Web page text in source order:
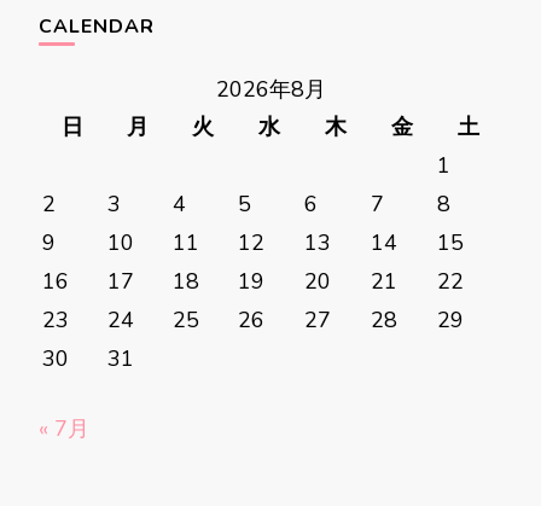
ナ
ビ
ー
ョ
ン
CALENDAR
2026年8月
日
月 火 水 木 金
土
1
2
3 4 5 6 7
8
9
10 11 12 13 14
15
16
17 18 19 20 21
22
23
24 25 26 27 28
29
30
31
« 7月